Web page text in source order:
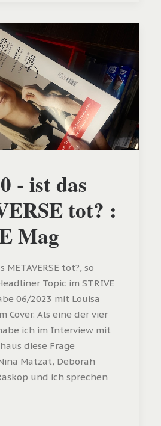
- ist das
tot? :
Mag
METAVERSE tot?, so
Topic im STRIVE
06/2023 mit Louisa
Cover. Als eine der vier
ich im Interview mit
diese Frage
Matzat, Deborah
und ich sprechen